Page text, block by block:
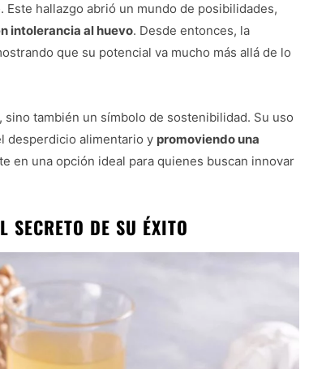
hallazgo abrió un mundo de posibilidades,
intolerancia al huevo. Desde entonces, la
que su potencial va mucho más allá de lo
también un símbolo de sostenibilidad. Su uso
desperdicio alimentario y promoviendo una
en una opción ideal para quienes buscan innovar
DE SU ÉXITO